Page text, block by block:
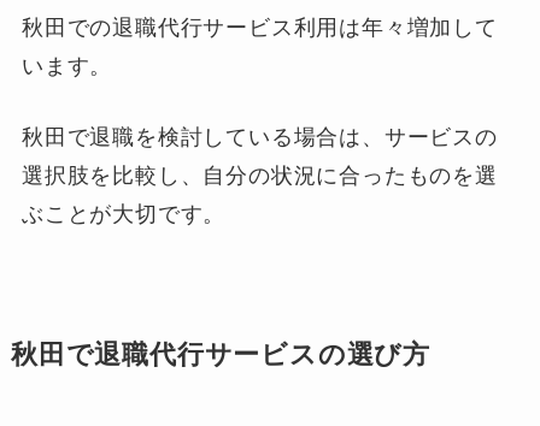
秋田での退職代行サービス利用は年々増加して
います。
秋田で退職を検討している場合は、サービスの
選択肢を比較し、自分の状況に合ったものを選
ぶことが大切です。
秋田で退職代行サービスの選び方